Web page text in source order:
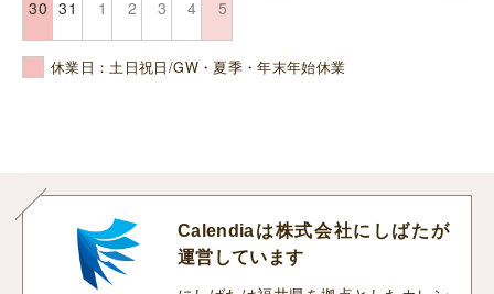
30 31 1 2 3 4 5
休業日：土日祝日/GW・夏季・年末年始休業
Calendiaは株式会社にしばたが
運営しています